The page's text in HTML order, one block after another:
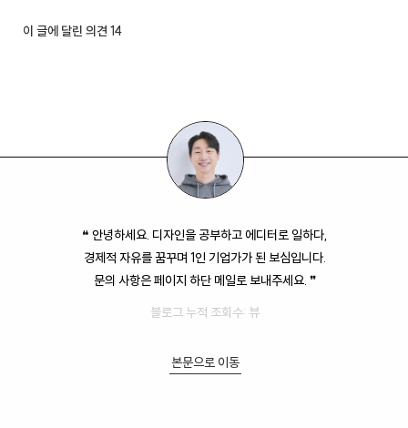
이 글에 달린 의견 14
❝ 안녕하세요. 디자인을 공부하고 에디터로 일하다,
경제적 자유를 꿈꾸며 1인 기업가가 된 보심입니다.
문의 사항은 페이지 하단 메일로 보내주세요. ❞
블로그 누적 조회수: 뷰
본문으로 이동